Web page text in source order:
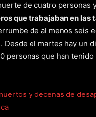
de cuatro personas
que trabajaban en las
de al menos seis
Desde el martes hay un
personas que han